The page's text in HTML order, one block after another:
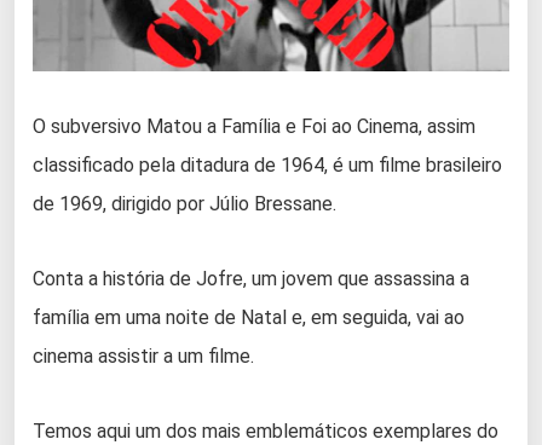
O subversivo Matou a Família e Foi ao Cinema, assim
classificado pela ditadura de 1964, é um filme brasileiro
de 1969, dirigido por Júlio Bressane.
Conta a história de Jofre, um jovem que assassina a
família em uma noite de Natal e, em seguida, vai ao
cinema assistir a um filme.
Temos aqui um dos mais emblemáticos exemplares do